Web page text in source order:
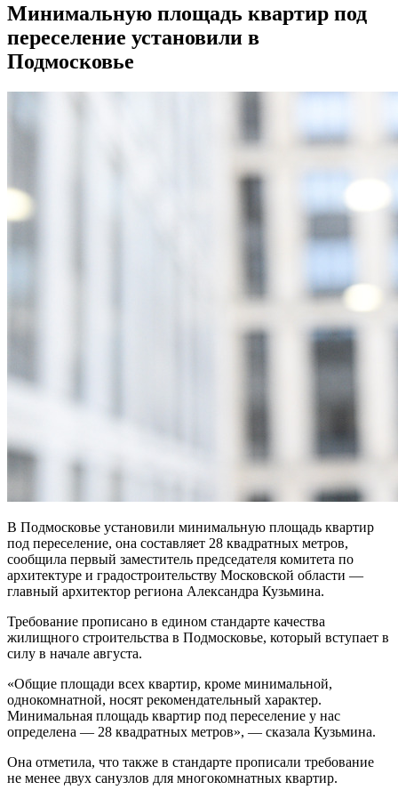
Минимальную площадь квартир под
переселение установили в
Подмосковье
В Подмосковье установили минимальную площадь квартир
под переселение, она составляет 28 квадратных метров,
сообщила первый заместитель председателя комитета по
архитектуре и градостроительству Московской области —
главный архитектор региона Александра Кузьмина.
Требование прописано в едином стандарте качества
жилищного строительства в Подмосковье, который вступает в
силу в начале августа.
«Общие площади всех квартир, кроме минимальной,
однокомнатной, носят рекомендательный характер.
Минимальная площадь квартир под переселение у нас
определена — 28 квадратных метров», — сказала Кузьмина.
Она отметила, что также в стандарте прописали требование
не менее двух санузлов для многокомнатных квартир.